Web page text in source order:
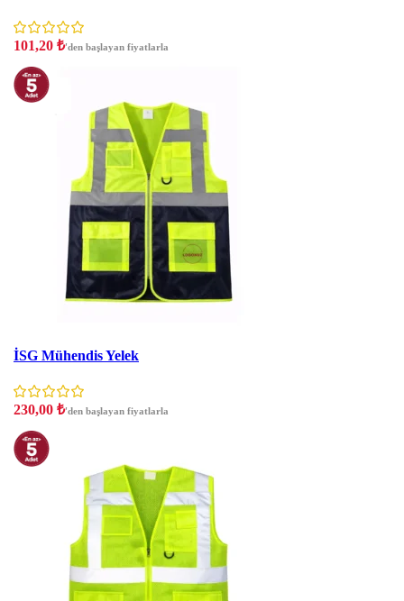
101,20 ₺'den başlayan fiyatlarla
İSG Mühendis Yelek
230,00 ₺'den başlayan fiyatlarla